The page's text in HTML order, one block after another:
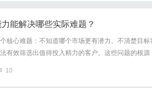
能解决哪些实际难题？
核心难题：不知道哪个市场更有潜力、不清楚目标
有效筛选出值得投入精力的客户。这些问题的根源
如何利用。特易E平台围绕这些实际难题，通过数据
，帮助业务员在客户开发过程中更清晰地...
10